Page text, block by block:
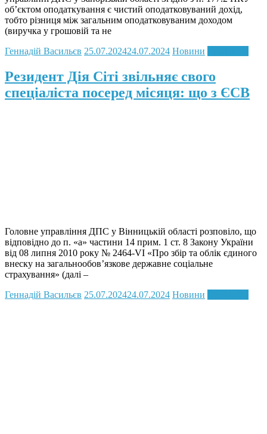
об’єктом оподаткування є чистий оподатковуваний дохід,
тобто різниця між загальним оподатковуваним доходом
(виручка у грошовій та не
Геннадій Васильєв 25.07.202424.07.2024 Новини
Резидент Дія Сіті звільняє свого
спеціаліста посеред місяця: що з ЄСВ
Головне управління ДПС у Вінницькій області розповіло, що
відповідно до п. «а» частини 14 прим. 1 ст. 8 Закону України
від 08 липня 2010 року № 2464-VI «Про збір та облік єдиного
внеску на загальнообов’язкове державне соціальне
страхування» (далі –
Геннадій Васильєв 25.07.202424.07.2024 Новини